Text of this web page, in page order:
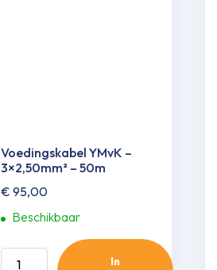
Voedingskabel YMvK –
3×2,50mm² – 50m
€ 95,00
Beschikbaar
Voedingskabel
In